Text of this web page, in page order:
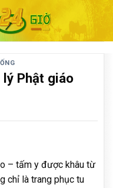
Phật giáo
– tấm y được khâu từ
chỉ là trang phục tu